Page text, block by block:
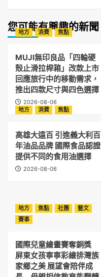
您可能有興趣的新聞
地方 消費 焦點
MUJI無印良品「四輪硬
殼止滑拉桿箱」改款上市
回應旅行中的移動需求，
推出四款尺寸與四色選擇
2026-08-06
地方
消費 焦點
高雄大遠百 引進義大利百
年油品品牌 國際食品認證
提供不同的食用油選擇
2026-08-06
地方 焦點 社團
藝文
賽事
國際兒童繪畫賽奪銅獎
屏東女孩寧寧彩繪排灣族
家鄉之美 展望會陪伴成